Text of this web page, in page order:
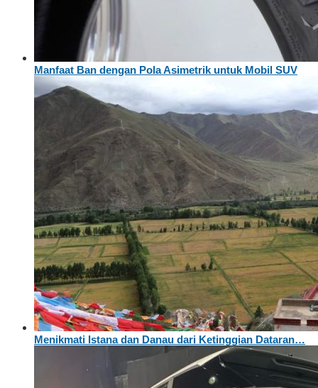
Manfaat Ban dengan Pola Asimetrik untuk Mobil SUV
Menikmati Istana dan Danau dari Ketinggian Dataran…